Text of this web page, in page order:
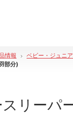
情報
ベビー・ジュニ
部分)
リーパ